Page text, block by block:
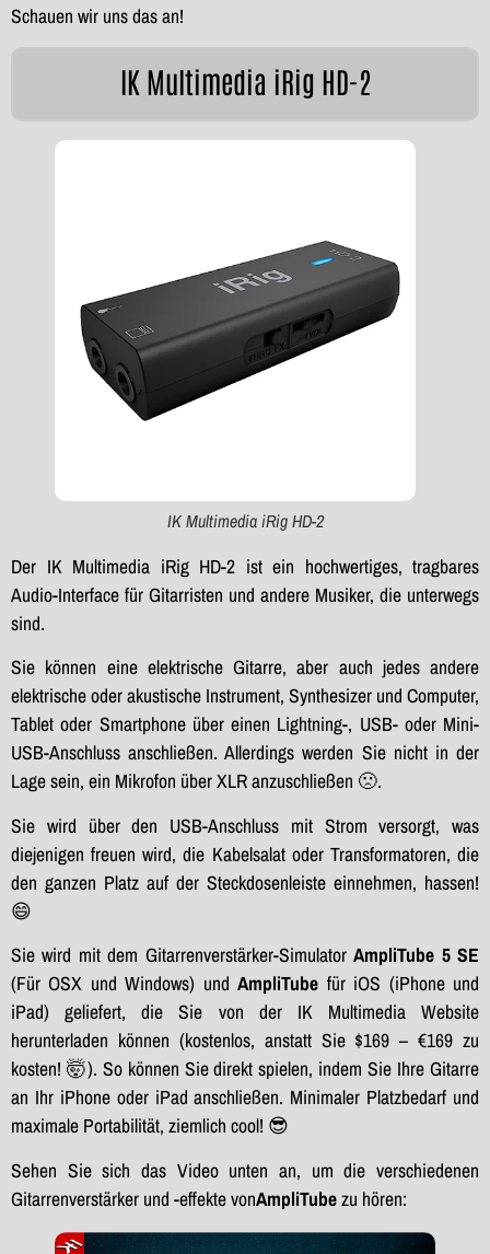
Schauen wir uns das an!
IK Multimedia iRig HD-2
IK Multimedia iRig HD-2
Der IK Multimedia iRig HD-2 ist ein hochwertiges, tragbares
Audio-Interface für Gitarristen und andere Musiker, die unterwegs
sind.
Sie können eine elektrische Gitarre, aber auch jedes andere
elektrische oder akustische Instrument, Synthesizer und Computer,
Tablet oder Smartphone über einen Lightning-, USB- oder Mini-
USB-Anschluss anschließen. Allerdings werden Sie nicht in der
Lage sein, ein Mikrofon über XLR anzuschließen 🙁.
Sie wird über den USB-Anschluss mit Strom versorgt, was
diejenigen freuen wird, die Kabelsalat oder Transformatoren, die
den ganzen Platz auf der Steckdosenleiste einnehmen, hassen!
😄
Sie wird mit dem Gitarrenverstärker-SimulatorAmpliTube 5 SE
(Für OSX und Windows) undAmpliTube für iOS (iPhone und
iPad) geliefert, die Sie von der IK Multimedia Website
herunterladen können (kostenlos, anstatt Sie $169 – €169 zu
kosten! 🤯). So können Sie direkt spielen, indem Sie Ihre Gitarre
an Ihr iPhone oder iPad anschließen. Minimaler Platzbedarf und
maximale Portabilität, ziemlich cool! 😎
Sehen Sie sich das Video unten an, um die verschiedenen
Gitarrenverstärker und -effekte vonAmpliTubezu hören: